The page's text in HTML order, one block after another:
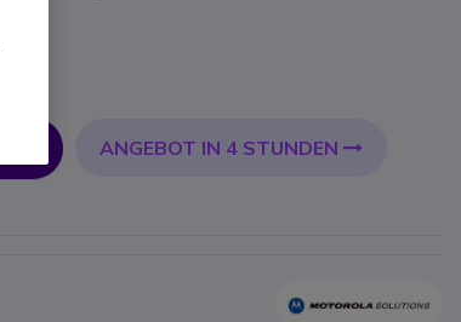
ANGEBOT IN 4 STUNDEN